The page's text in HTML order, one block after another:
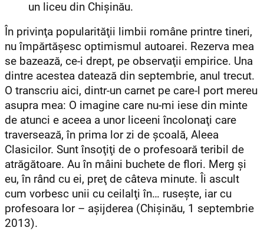
un liceu din Chişinău.
În privinţa popularităţii limbii române printre tineri,
nu împărtăşesc optimismul autoarei. Rezerva mea
se bazează, ce-i drept, pe observaţii empirice. Una
dintre acestea datează din septembrie, anul trecut.
O transcriu aici, dintr-un carnet pe care-l port mereu
asupra mea: O imagine care nu-mi iese din minte
de atunci e aceea a unor liceeni încolonaţi care
traversează, în prima lor zi de şcoală, Aleea
Clasicilor. Sunt însoţiţi de o profesoară teribil de
atrăgătoare. Au în mâini buchete de flori. Merg şi
eu, în rând cu ei, preţ de câteva minute. Îi ascult
cum vorbesc unii cu ceilalţi în… ruseşte, iar cu
profesoara lor – aşijderea (Chişinău, 1 septembrie
2013).